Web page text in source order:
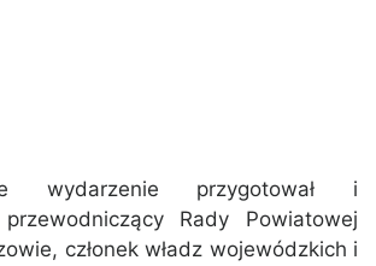
wydarzenie przygotował i
przewodniczący Rady Powiatowej
członek władz wojewódzkich i